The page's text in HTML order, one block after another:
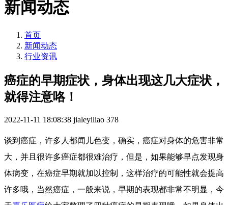
新闻动态
首页
新闻动态
行业资讯
癌症的早期症状，身体出现这几大症状，
就得注意咯！
2022-11-11 18:08:38 jialeyiliao 378
谈到癌症，许多人都闻儿色变，确实，癌症对身体的危害非常
大，并且很许多癌症都很难治疗，但是，如果能够早点发现身
体病变，在癌症早期就加以控制，这样治疗的可能性就会提高
许多哦，当然癌症，一般来说，早期的表现都非常不明显，今